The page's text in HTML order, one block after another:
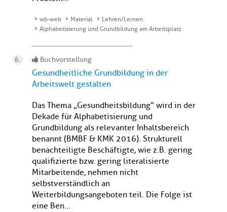
wb-web Material
Lehren/Lernen
Alphabetisierung und Grundbildung am Arbeitsplatz
Buchvorstellung
Gesundheitliche Grundbildung in der
Arbeitswelt gestalten
Das Thema „Gesundheitsbildung“ wird in der
Dekade für Alphabetisierung und
Grundbildung als relevanter Inhaltsbereich
benannt (BMBF & KMK 2016). Strukturell
benachteiligte Beschäftigte, wie z.B. gering
qualifizierte bzw. gering literalisierte
Mitarbeitende, nehmen nicht
selbstverständlich an
Weiterbildungsangeboten teil. Die Folge ist
eine Ben...